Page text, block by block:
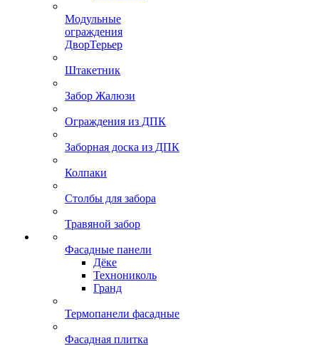
Модульные
ограждения
ДворТерьер
Штакетник
Забор Жалюзи
Ограждения из ДПК
Заборная доска из ДПК
Колпаки
Столбы для забора
Травяной забор
Фасадные панели
Дёке
Технониколь
Гранд
Термопанели фасадные
Фасадная плитка